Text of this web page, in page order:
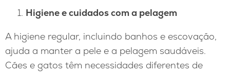
Higiene e cuidados com a pelagem
A higiene regular, incluindo banhos e escovação,
ajuda a manter a pele e a pelagem saudáveis.
Cães e gatos têm necessidades diferentes de